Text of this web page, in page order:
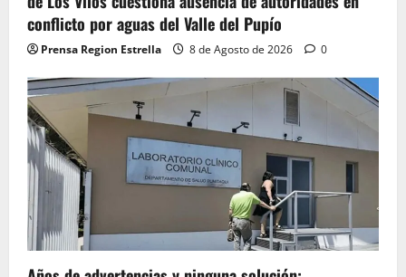
conflicto por aguas del Valle del Pupío
Prensa Region Estrella 8 de Agosto de 2026 0